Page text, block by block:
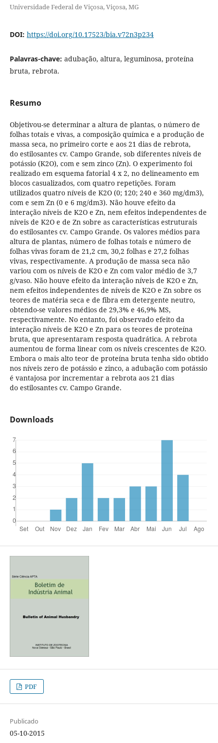
Universidade Federal de Viçosa, Viçosa, MG
DOI: https://doi.org/10.17523/bia.v72n3p234
Palavras-chave: adubação, altura, leguminosa, proteína
bruta, rebrota.
Resumo
Objetivou-se determinar a altura de plantas, o número de
folhas totais e vivas, a composição química e a produção de
massa seca, no primeiro corte e aos 21 dias de rebrota,
do estilosantes cv. Campo Grande, sob diferentes níveis de
potássio (K2O), com e sem zinco (Zn). O experimento foi
realizado em esquema fatorial 4 x 2, no delineamento em
blocos casualizados, com quatro repetições. Foram
utilizados quatro níveis de K2O (0; 120; 240 e 360 mg/dm3),
com e sem Zn (0 e 6 mg/dm3). Não houve efeito da
interação níveis de K2O e Zn, nem efeitos independentes de
níveis de K2O e de Zn sobre as características estruturais
do estilosantes cv. Campo Grande. Os valores médios para
altura de plantas, número de folhas totais e número de
folhas vivas foram de 21,2 cm, 30,2 folhas e 27,2 folhas
vivas, respectivamente. A produção de massa seca não
variou com os níveis de K2O e Zn com valor médio de 3,7
g/vaso. Não houve efeito da interação níveis de K2O e Zn,
nem efeitos independentes de níveis de K2O e Zn sobre os
teores de matéria seca e de fibra em detergente neutro,
obtendo-se valores médios de 29,3% e 46,9% MS,
respectivamente. No entanto, foi observado efeito da
interação níveis de K2O e Zn para os teores de proteína
bruta, que apresentaram resposta quadrática. A rebrota
aumentou de forma linear com os níveis crescentes de K2O.
Embora o mais alto teor de proteína bruta tenha sido obtido
nos níveis zero de potássio e zinco, a adubação com potássio
é vantajosa por incrementar a rebrota aos 21 dias
do estilosantes cv. Campo Grande.
Downloads
PDF
Publicado
05-10-2015